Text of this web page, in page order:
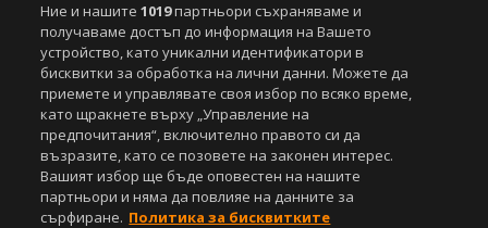
публикувани в сайта, е строго забранено. Нарушителите ще бъдат
санкционирани с цялата строгост на закона.
СвалиБЕЗПЛАТНОТОприложение за:
Android
Powered by:
Ние и нашите1019партньори съхраняваме и
получаваме достъп до информация на Вашето
устройство, като уникални идентификатори в
бисквитки за обработка на лични данни. Можете да
приемете и управлявате своя избор по всяко време,
като щракнете върху „Управление на
предпочитания“, включително правото си да
възразите, като се позовете на законен интерес.
Вашият избор ще бъде оповестен на нашите
партньори и няма да повлияе на данните за
сърфиране. Политика за бисквитките